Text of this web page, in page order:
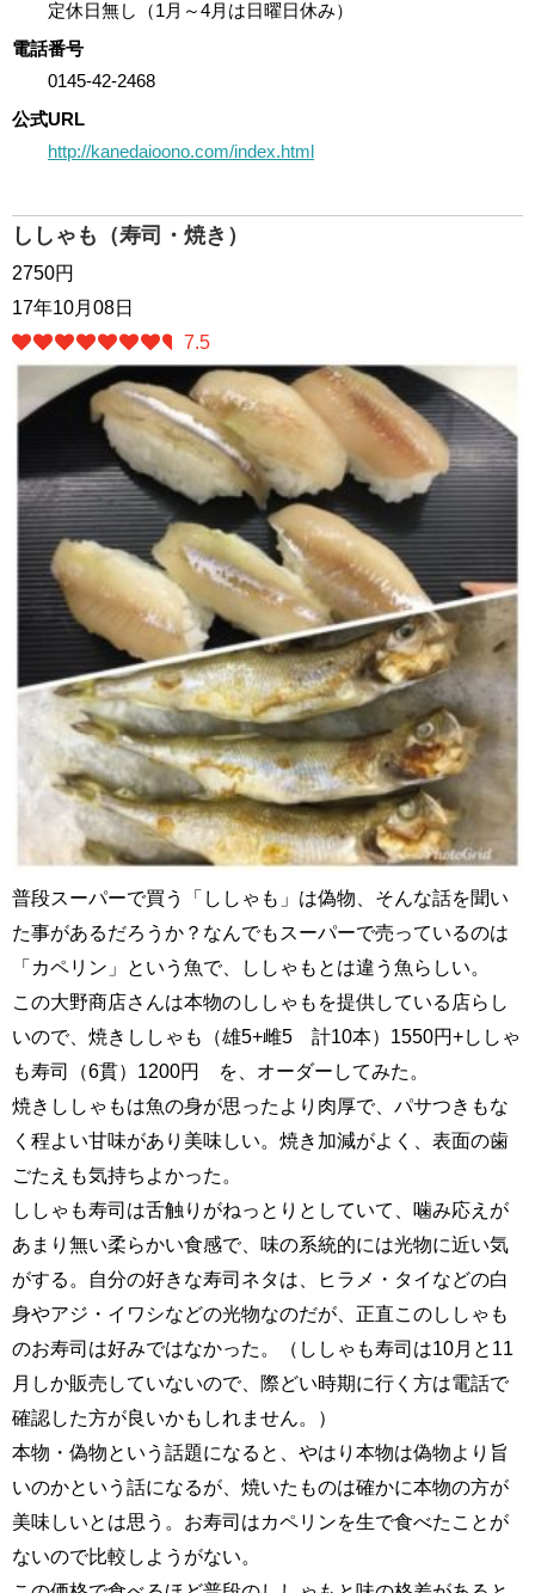
定休日無し（1月～4月は日曜日休み）
電話番号
0145-42-2468
公式URL
http://kanedaioono.com/index.html
ししゃも（寿司・焼き）
2750円
17年10月08日
7.5
普段スーパーで買う「ししゃも」は偽物、そんな話を聞い
た事があるだろうか？なんでもスーパーで売っているのは
「カペリン」という魚で、ししゃもとは違う魚らしい。
この大野商店さんは本物のししゃもを提供している店らし
いので、焼きししゃも（雄5+雌5 計10本）1550円+ししゃ
も寿司（6貫）1200円 を、オーダーしてみた。
焼きししゃもは魚の身が思ったより肉厚で、パサつきもな
く程よい甘味があり美味しい。焼き加減がよく、表面の歯
ごたえも気持ちよかった。
ししゃも寿司は舌触りがねっとりとしていて、噛み応えが
あまり無い柔らかい食感で、味の系統的には光物に近い気
がする。自分の好きな寿司ネタは、ヒラメ・タイなどの白
身やアジ・イワシなどの光物なのだが、正直このししゃも
のお寿司は好みではなかった。（ししゃも寿司は10月と11
月しか販売していないので、際どい時期に行く方は電話で
確認した方が良いかもしれません。）
本物・偽物という話題になると、やはり本物は偽物より旨
いのかという話になるが、焼いたものは確かに本物の方が
美味しいとは思う。お寿司はカペリンを生で食べたことが
ないので比較しようがない。